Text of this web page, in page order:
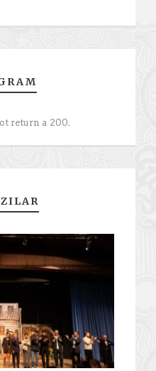
return a 200.